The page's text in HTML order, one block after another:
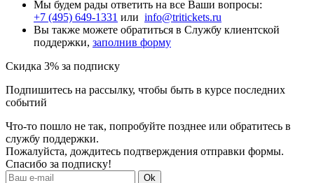
Мы будем рады ответить на все Ваши вопросы:
+7 (495) 649-1331 или info@tritickets.ru
Вы также можете обратиться в Службу клиентской
поддержки, заполнив форму
Скидка 3% за подписку
Подпишитесь на рассылку, чтобы быть в курсе последних
событий
Что-то пошло не так, попробуйте позднее или обратитесь в
службу поддержки.
Пожалуйста, дождитесь подтверждения отправки формы.
Спасибо за подписку!
Ok